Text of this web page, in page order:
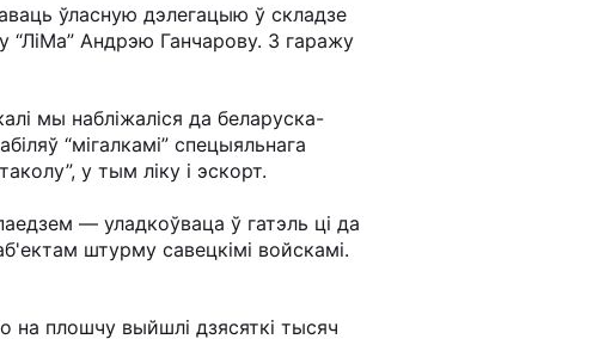
ўласную дэлегацыю ў складзе
“ЛіМа” Андрэю Ганчарову. З гаражу
мы набліжаліся да беларуска-
“мігалкамі” спецыяльнага
у тым ліку і эскорт.
— уладкоўваца ў гатэль ці да
штурму савецкімі войскамі.
на плошчу выйшлі дзясяткі тысяч